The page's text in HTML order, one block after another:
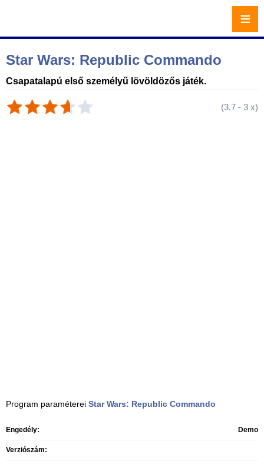
Star Wars: Republic Commando
Csapatalapú első személyű lövöldözős játék.
(3.7 - 3 x)
Program paraméterei Star Wars: Republic Commando
Engedély: Demo
Verziószám:
≡